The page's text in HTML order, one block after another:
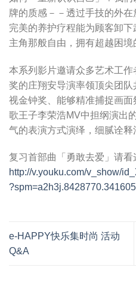
牌的质感－－透过手技的外在
完美的养护疗程能为顾客卸
主角那般自由，拥有超越困境
本系列影片邀请众多艺术工
奖的庄翔安导演率领顶尖团
视金钟奖、能够精准捕捉画
歌王子李荣浩MV中担纲演出
气的表演方式演绎，细腻诠释
复习首部曲「勇敢去爱」请看
http://v.youku.com/v_show/
e-HAPPY快乐集时尚 活动
Q&A